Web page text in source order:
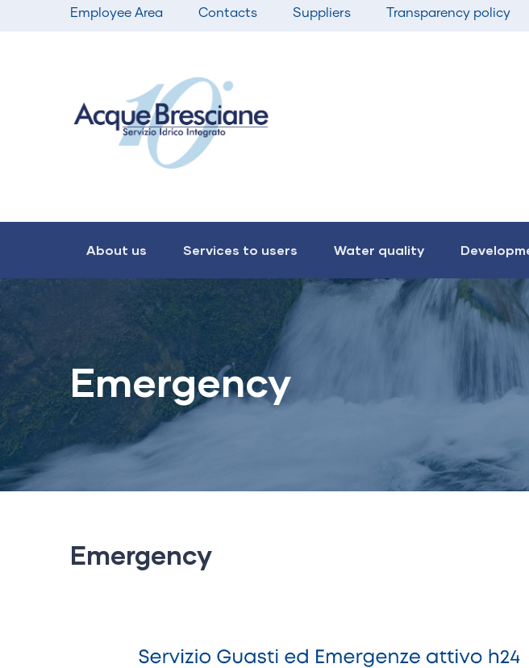
Top
Employee Area Contacts Suppliers Transparency policy
navigation
About us Services to users Water quality
Emergency
Emergency